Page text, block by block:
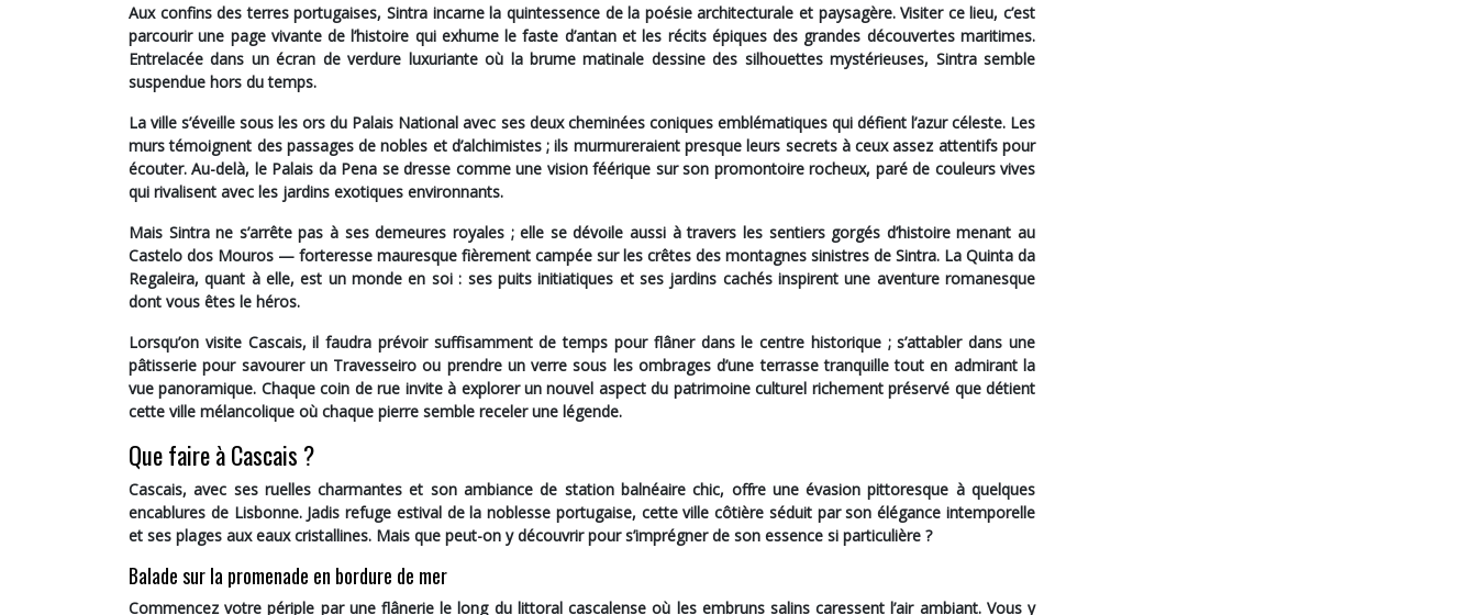
Aux confins des terres portugaises, Sintra incarne la quintessence de la poésie architecturale et paysagère. Visiter ce lieu, c’est
parcourir une page vivante de l’histoire qui exhume le faste d’antan et les récits épiques des grandes découvertes maritimes.
Entrelacée dans un écran de verdure luxuriante où la brume matinale dessine des silhouettes mystérieuses, Sintra semble
suspendue hors du temps.
La ville s’éveille sous les ors du Palais National avec ses deux cheminées coniques emblématiques qui défient l’azur céleste. Les
murs témoignent des passages de nobles et d’alchimistes ; ils murmureraient presque leurs secrets à ceux assez attentifs pour
écouter. Au-delà, le Palais da Pena se dresse comme une vision féérique sur son promontoire rocheux, paré de couleurs vives
qui rivalisent avec les jardins exotiques environnants.
Mais Sintra ne s’arrête pas à ses demeures royales ; elle se dévoile aussi à travers les sentiers gorgés d’histoire menant au
Castelo dos Mouros — forteresse mauresque fièrement campée sur les crêtes des montagnes sinistres de Sintra. La Quinta da
Regaleira, quant à elle, est un monde en soi : ses puits initiatiques et ses jardins cachés inspirent une aventure romanesque
dont vous êtes le héros.
Lorsqu’on visite Cascais, il faudra prévoir suffisamment de temps pour flâner dans le centre historique ; s’attabler dans une
pâtisserie pour savourer un Travesseiro ou prendre un verre sous les ombrages d’une terrasse tranquille tout en admirant la
vue panoramique. Chaque coin de rue invite à explorer un nouvel aspect du patrimoine culturel richement préservé que détient
cette ville mélancolique où chaque pierre semble receler une légende.
Que faire à Cascais ?
Cascais, avec ses ruelles charmantes et son ambiance de station balnéaire chic, offre une évasion pittoresque à quelques
encablures de Lisbonne. Jadis refuge estival de la noblesse portugaise, cette ville côtière séduit par son élégance intemporelle
et ses plages aux eaux cristallines. Mais que peut-on y découvrir pour s’imprégner de son essence si particulière ?
Balade sur la promenade en bordure de mer
Commencez votre périple par une flânerie le long du littoral cascalense où les embruns salins caressent l’air ambiant. Vous y